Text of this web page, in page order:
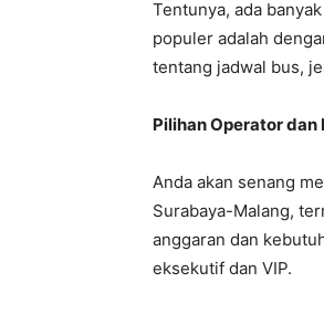
Tentunya, ada
populer adalah
tentang jadwal bus,
Pilihan Operator dan
Anda akan senang
Surabaya-Malang,
anggaran dan
eksekutif dan VIP.